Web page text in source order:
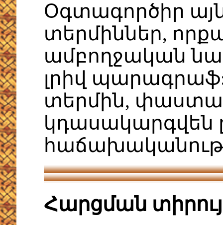
Օգտագործիր
տերմիններ,
ամբողջական
լրիվ պարագրաֆ:
տերմին,
Հարցման